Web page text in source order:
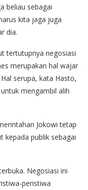
beliau sebagai
kita jaga juga
dia.
tertutupnya negosiasi
merupakan hal wajar
serupa, kata Hasto,
mengambil alih
Jokowi tetap
kepada publik sebagai
Negosiasi ini
peristiwa